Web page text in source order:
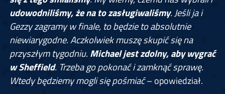
udowodniliśmy, że na to zasługiwaliśmy. Jeśli ja i
Gezzy zagramy w finale, to będzie to absolutnie
niewiarygodne. Aczkolwiek muszę skupić się na
przyszłym tygodniu.Michael jest zdolny, aby wygrać
w Sheffield. Trzeba go pokonać i zamknąć sprawę.
Wtedy będziemy mogli się pośmiać– opowiedział.